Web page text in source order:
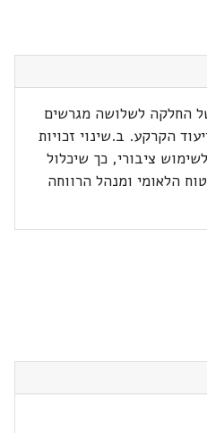
החלקה לשלושה מגרשים
הקרקע. ב.שינוי זכויות
ציבורי, כך שיכלול
הלאומי ומנהל הרווחה